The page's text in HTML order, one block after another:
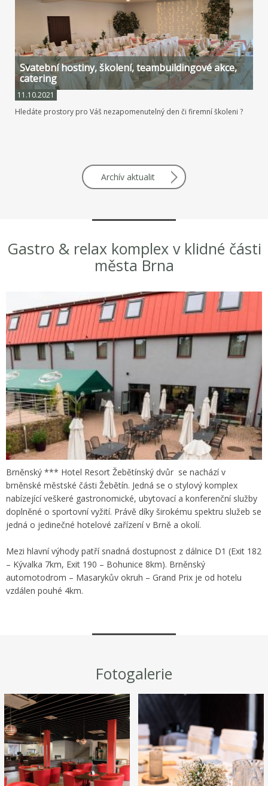
Svatební hostiny, školení, teambuildingové akce,
catering
11.10.2021
Hledáte prostory pro Váš nezapomenutelný den či firemní školeni ?
Archív aktualit
Gastro & relax komplex v klidné části
města Brna
Brněnský *** Hotel Resort Žebětínský dvůr se nachází v
brněnské městské části Žebětín. Jedná se o stylový komplex
nabízející veškeré gastronomické, ubytovací a konferenční služby
doplněné o sportovní vyžití. Právě díky širokému spektru služeb se
jedná o jedinečné hotelové zařízení v Brně a okolí.
Mezi hlavní výhody patří snadná dostupnost z dálnice D1 (Exit 182
– Kývalka 7km, Exit 190 – Bohunice 8km). Brněnský
automotodrom – Masarykův okruh – Grand Prix je od hotelu
vzdálen pouhé 4km.
Fotogalerie